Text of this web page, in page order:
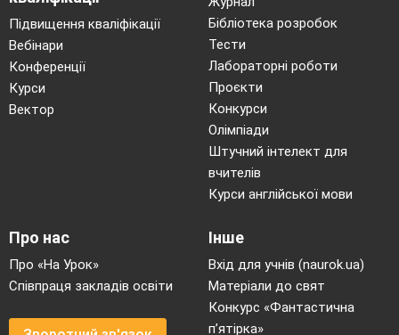
Підвищення кваліфікації
Вебінари
Конференції
Курси
Вектор
Бібліотека розробок
Тести
Лабораторні роботи
Проєкти
Конкурси
Олімпіади
Штучний інтелект для
вчителів
Курси англійської мови
Про нас
Про «На Урок»
Співпраця закладів освіти
Інше
Вхід для учнів (naurok.ua)
Матеріали до свят
Конкурс «Фантастична
п’ятірка»